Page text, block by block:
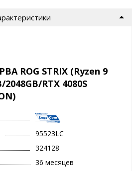
ROG STRIX (Ryzen 9
2048GB/RTX 4080S
95523LC
324128
36 месяцев